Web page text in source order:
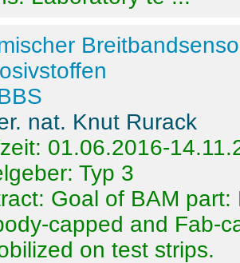
nat. Knut Rurack
01.06.2016-
Typ 3
Goal of BAM
capped and Fab-
on test strips.